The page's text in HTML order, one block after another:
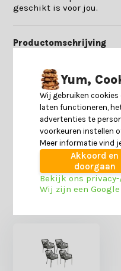
geschikt is voor jou.
Productomschrijving
Specificaties
Reviews
Heb je nog interesse
Yum,
Wij gebruiken
laten functioneren,
advertenties te
voorkeuren instellen
Meer informatie vind
Akkoord en
doorgaan
Bekijk ons
Wij zijn een